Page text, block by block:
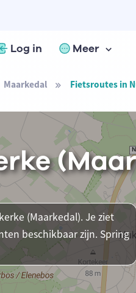
Log in Meer
Maarkedal Fietsroutes in
(Maarkedal). Je ziet
beschikbaar zijn. Spring